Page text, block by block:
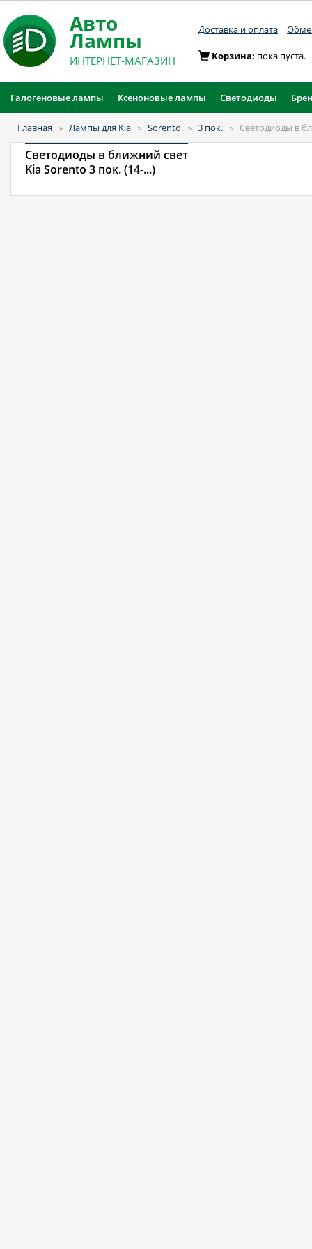
Авто
Лампы
ИНТЕРНЕТ-МАГАЗИН
Доставка и оплата
Корзина: пока пуста.
Галогеновые лампы Ксеноновые лампы Светодиоды
Главная » Лампы для Kia » Sorento » 3 пок. » Светодиоды в
Светодиоды в ближний свет
Kia Sorento 3 пок. (14-...)